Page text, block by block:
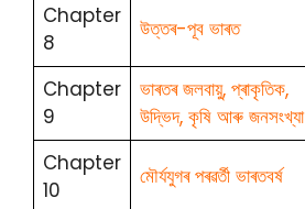
Chapter
8
উত্তৰ-পূব ভাৰত
Chapter
9
ভাৰতৰ জলবায়ু, প্ৰাকৃতিক,
উদ্ভিদ, কৃষি আৰু জনসংখ্যা
Chapter
10
মৌৰ্যযুগৰ পৰৱৰ্তী ভাৰতবৰ্ষ